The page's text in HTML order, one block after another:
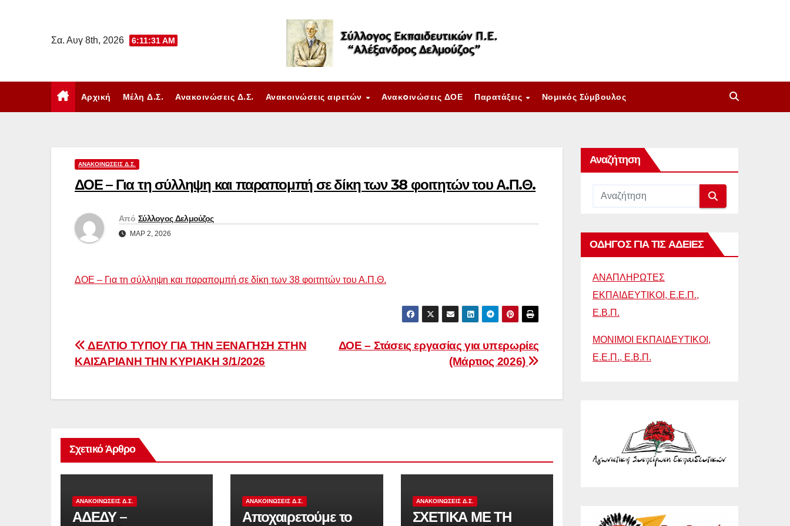
Σα. Αυγ 8th, 2026 6:11:31 AM
Αρχική Μέλη Δ.Σ. Ανακοινώσεις Δ.Σ. Ανακοινώσεις αιρετών Ανακoινώσεις ΔΟΕ Παρατάξεις Νομικός Σύμβουλος
ΑΝΑΚΟΙΝΏΣΕΙΣ Δ.Σ.
ΔΟΕ – Για τη σύλληψη και παραπομπή σε δίκη των 38 φοιτητών του Α.Π.Θ.
Από Σύλλογος Δελμούζος
ΜΑΡ 2, 2026
ΔΟΕ – Για τη σύλληψη και παραπομπή σε δίκη των 38 φοιτητών του Α.Π.Θ.
Πλοήγηση
άρθρων
ΔΟΕ – Στάσεις εργασίας για υπερωρίες
(Μάρτιος 2026)
ΔΕΛΤΙΟ ΤΥΠΟΥ ΓΙΑ ΤΗΝ ΞΕΝΑΓΗΣΗ ΣΤΗΝ
ΚΑΙΣΑΡΙΑΝΗ ΤΗΝ ΚΥΡΙΑΚΗ 3/1/2026
Σχετικό Άρθρο
ΑΝΑΚΟΙΝΏΣΕΙΣ Δ.Σ.
ΑΔΕΔΥ –
ΑΝΑΚΟΙΝΏΣΕΙΣ Δ.Σ.
Αποχαιρετούμε το
ΑΝΑΚΟΙΝΏΣΕΙΣ Δ.Σ.
ΣΧΕΤΙΚΑ ΜΕ ΤΗ
Αναζήτηση
ΟΔΗΓΟΣ ΓΙΑ ΤΙΣ ΑΔΕΙΕΣ
ΑΝΑΠΛΗΡΩΤΕΣ
ΕΚΠΑΙΔΕΥΤΙΚΟΙ, Ε.Ε.Π.,
Ε.Β.Π.
ΜΟΝΙΜΟΙ ΕΚΠΑΙΔΕΥΤΙΚΟΙ,
Ε.Ε.Π., Ε.Β.Π.